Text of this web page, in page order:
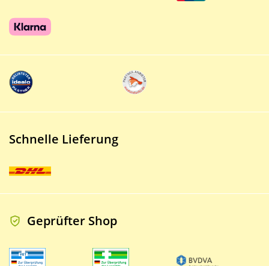
Schnelle Lieferung
Geprüfter Shop